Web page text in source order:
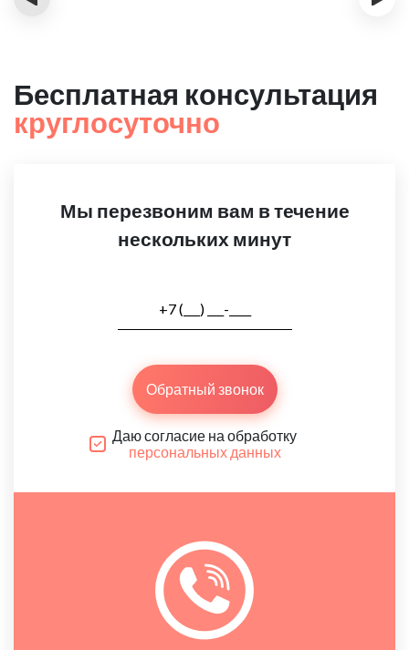
Бесплатная консультация
круглосуточно
Мы перезвоним вам в течение
нескольких минут
Обратный звонок
Даю согласие на обработку
персональных данных